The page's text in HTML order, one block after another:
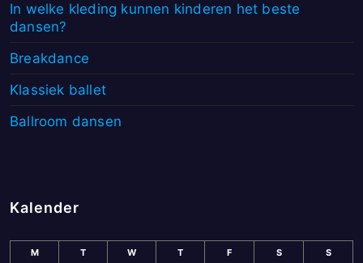
In welke kleding kunnen kinderen het beste
dansen?
Breakdance
Klassiek ballet
Ballroom dansen
Kalender
M T W T F S S